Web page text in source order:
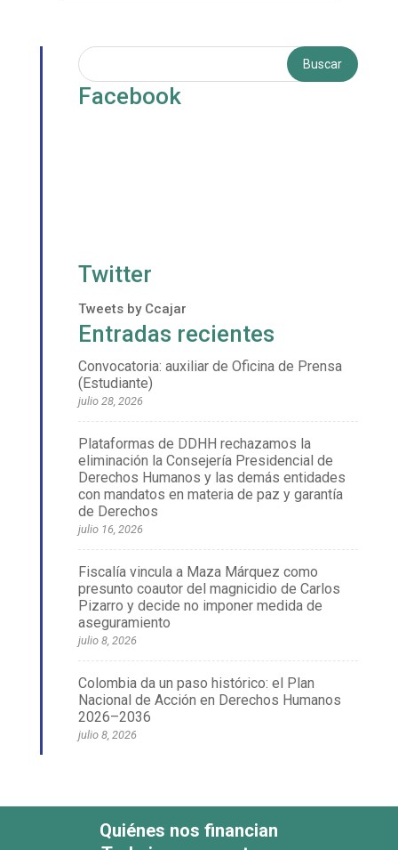
Facebook
Twitter
Tweets by Ccajar
Entradas recientes
Convocatoria: auxiliar de Oficina de Prensa
(Estudiante)
julio 28, 2026
Plataformas de DDHH rechazamos la
eliminación la Consejería Presidencial de
Derechos Humanos y las demás entidades
con mandatos en materia de paz y garantía
de Derechos
julio 16, 2026
Fiscalía vincula a Maza Márquez como
presunto coautor del magnicidio de Carlos
Pizarro y decide no imponer medida de
aseguramiento
julio 8, 2026
Colombia da un paso histórico: el Plan
Nacional de Acción en Derechos Humanos
2026–2036
julio 8, 2026
Quiénes nos financian